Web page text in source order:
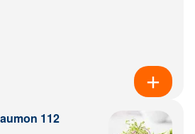
112